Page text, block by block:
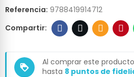
Referencia: 9788419914712
loyalty
Al comprar este
hasta 8 puntos de